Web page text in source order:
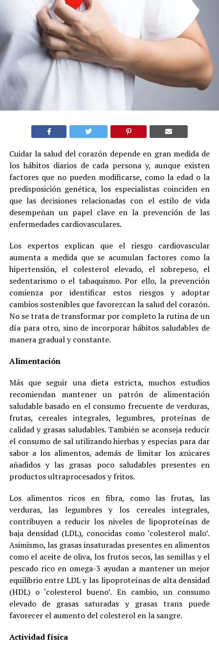
Cuidar la salud del corazón depende en gran medida de
los hábitos diarios de cada persona y, aunque existen
factores que no pueden modificarse, como la edad o la
predisposición genética, los especialistas coinciden en
que las decisiones relacionadas con el estilo de vida
desempeñan un papel clave en la prevención de las
enfermedades cardiovasculares.
Los expertos explican que el riesgo cardiovascular
aumenta a medida que se acumulan factores como la
hipertensión, el colesterol elevado, el sobrepeso, el
sedentarismo o el tabaquismo. Por ello, la prevención
comienza por identificar estos riesgos y adoptar
cambios sostenibles que favorezcan la salud del corazón.
No se trata de transformar por completo la rutina de un
día para otro, sino de incorporar hábitos saludables de
manera gradual y constante.
Alimentación
Más que seguir una dieta estricta, muchos estudios
recomiendan mantener un patrón de alimentación
saludable basado en el consumo frecuente de verduras,
frutas, cereales integrales, legumbres, proteínas de
calidad y grasas saludables. También se aconseja reducir
el consumo de sal utilizando hierbas y especias para dar
sabor a los alimentos, además de limitar los azúcares
añadidos y las grasas poco saludables presentes en
productos ultraprocesados y fritos.
Los alimentos ricos en fibra, como las frutas, las
verduras, las legumbres y los cereales integrales,
contribuyen a reducir los niveles de lipoproteínas de
baja densidad (LDL), conocidas como ‘colesterol malo’.
Asimismo, las grasas insaturadas presentes en alimentos
como el aceite de oliva, los frutos secos, las semillas y el
pescado rico en omega-3 ayudan a mantener un mejor
equilibrio entre LDL y las lipoproteínas de alta densidad
(HDL) o ‘colesterol bueno’. En cambio, un consumo
elevado de grasas saturadas y grasas trans puede
favorecer el aumento del colesterol en la sangre.
Actividad física